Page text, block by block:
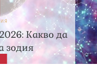
Какво да
зодия